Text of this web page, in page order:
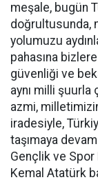
meşale, bugün
doğrultusunda,
yolumuzu
pahasına
güvenliği ve
aynı milli şuurla
azmi,
iradesiyle,
taşımaya
Gençlik ve Spor
Kemal Atatürk